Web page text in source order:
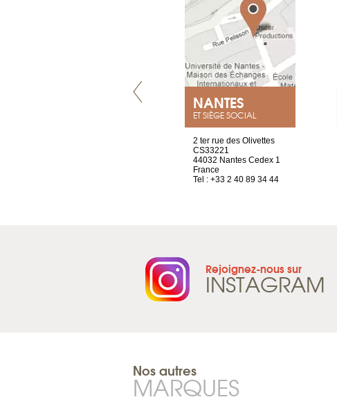
NANTES
ET SIÈGE SOCIAL
2 ter rue des Olivettes
CS33221
44032 Nantes Cedex 1
France
Tel : +33 2 40 89 34 44
Rejoignez-nous sur
INSTAGRAM
Nos autres
MARQUES